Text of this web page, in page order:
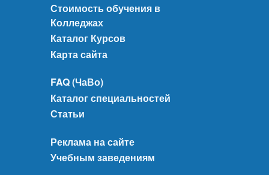
Стоимость обучения в
Колледжах
Каталог Курсов
Карта сайта
FAQ (ЧаВо)
Каталог специальностей
Статьи
Реклама на сайте
Учебным заведениям